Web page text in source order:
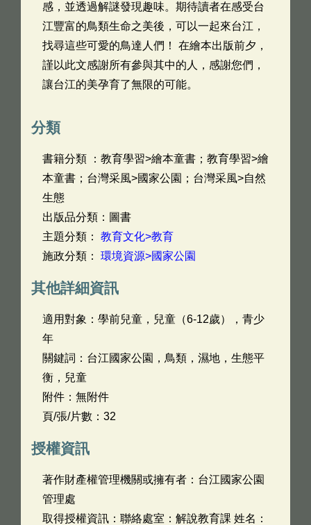
感，並透過解謎發現趣味。期待讀者在感受台
江豐富的鳥類生命之美後，可以一起來台江，
找尋這些可愛的鳥達人們！ 在繪本出版前夕，
謹以此文感謝所有參與其中的人，感謝您們，
讓台江的美孕育了無限的可能。
分類
書籍分類 ：教育學習>繪本童書；教育學習>繪
本童書；台灣采風>國家公園；台灣采風>自然
生態
出版品分類：圖書
主題分類： 教育文化>教育
施政分類： 環境資源>國家公園
其他詳細資訊
適用對象：學前兒童，兒童（6-12歲），青少
年
關鍵詞：台江國家公園，鳥類，濕地，生態平
衡，兒童
附件：無附件
頁/張/片數：32
授權資訊
著作財產權管理機關或擁有者：台江國家公園
管理處
取得授權資訊：聯絡處室：解說教育課 姓名：